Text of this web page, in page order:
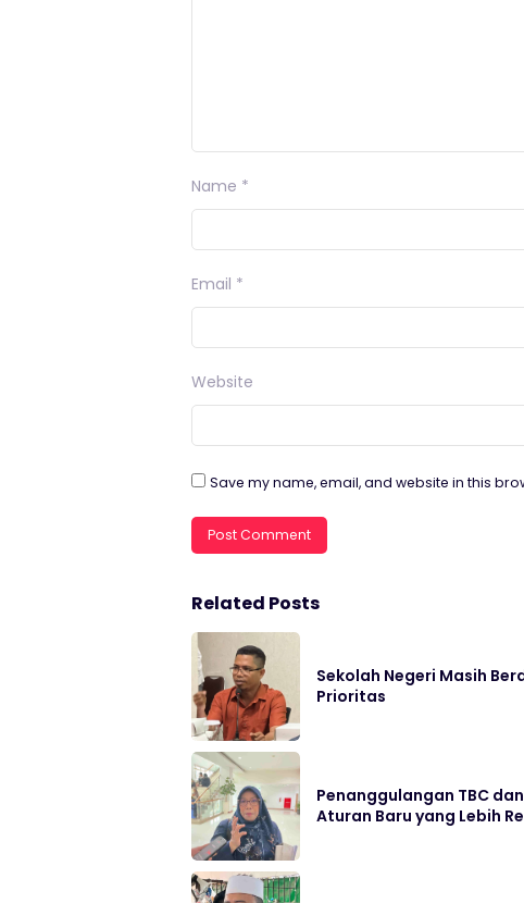
Name *
Email *
Website
Save my name, email, and website in this
Related Posts
Sekolah Negeri Masih
Prioritas
Penanggulangan TBC
Aturan Baru yang Lebih